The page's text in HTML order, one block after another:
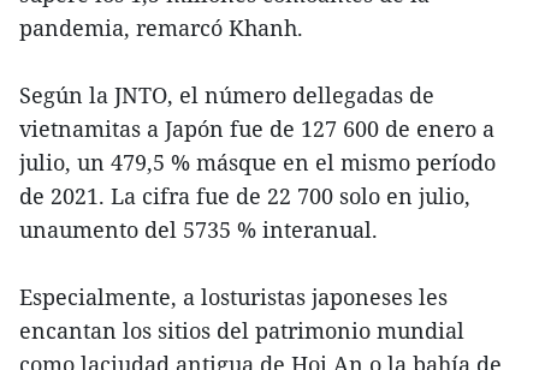
pandemia, remarcó Khanh.
Según la JNTO, el número dellegadas de
vietnamitas a Japón fue de 127 600 de enero a
julio, un 479,5 % másque en el mismo período
de 2021. La cifra fue de 22 700 solo en julio,
unaumento del 5735 % interanual.
Especialmente, a losturistas japoneses les
encantan los sitios del patrimonio mundial